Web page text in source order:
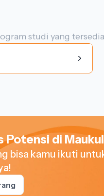
studi yang
Potensi di
bisa kamu ikuti